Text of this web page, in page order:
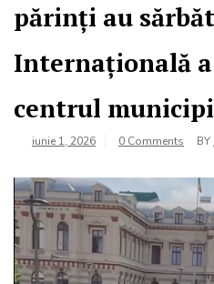
părinți au
Internațională
centrul
iunie 1, 2026 0 Comments BY